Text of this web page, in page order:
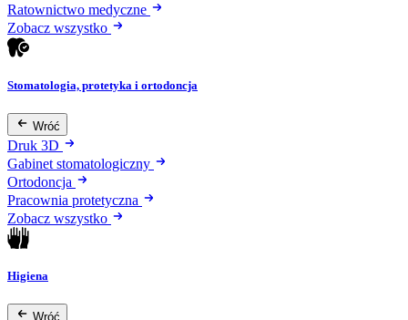
Ratownictwo medyczne
Zobacz wszystko
Stomatologia, protetyka i ortodoncja
Wróć
Druk 3D
Gabinet stomatologiczny
Ortodoncja
Pracownia protetyczna
Zobacz wszystko
Higiena
Wróć